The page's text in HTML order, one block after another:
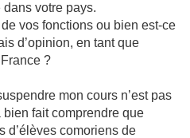
votre pays.
vos fonctions ou bien est-ce
d’opinion, en tant que
?
mon cours n’est pas
bien fait comprendre que
d’élèves comoriens de